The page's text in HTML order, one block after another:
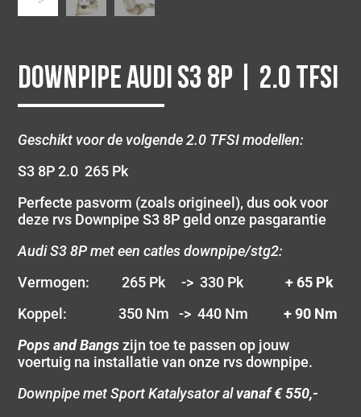
Downpipe Audi S3 8P | 2.0 TFSI
Geschikt voor de volgende 2.0 TFSI modellen:
S3 8P 2.0 265 Pk
Perfecte pasvorm (zoals origineel), dus ook voor
deze rvs Downpipe S3 8P geld onze pasgarantie
Audi S3 8P met een catles downpipe/stg2:
Vermogen: 265 Pk -> 330 Pk+ 65 Pk
Koppel: 350 Nm -> 440 Nm+ 90 Nm
Pops and Bangszijn toe te passen op jouw
voertuig na installatie van onze rvs downpipe.
Downpipe met Sport Katalysator alvanaf € 550,-